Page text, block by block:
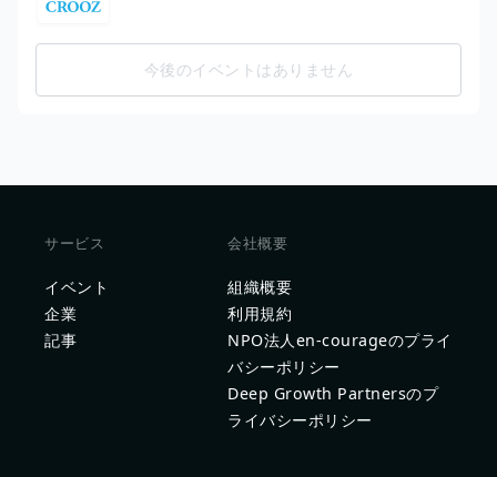
今後のイベントはありません
サービス
イベント
企業
記事
会社概要
組織概要
利用規約
NPO法人en-courageのプライ
バシーポリシー
Deep Growth Partnersのプ
ライバシーポリシー